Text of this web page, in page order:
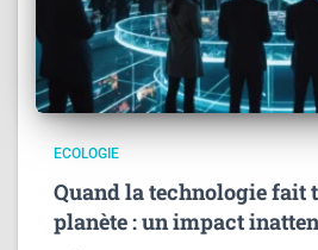
ECOLOGIE
Quand la technologie fait
planète : un impact